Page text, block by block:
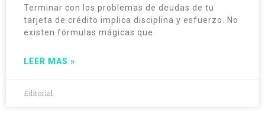
Terminar con los problemas de deudas de tu
tarjeta de crédito implica disciplina y esfuerzo. No
existen fórmulas mágicas que
LEER MAS »
Editorial